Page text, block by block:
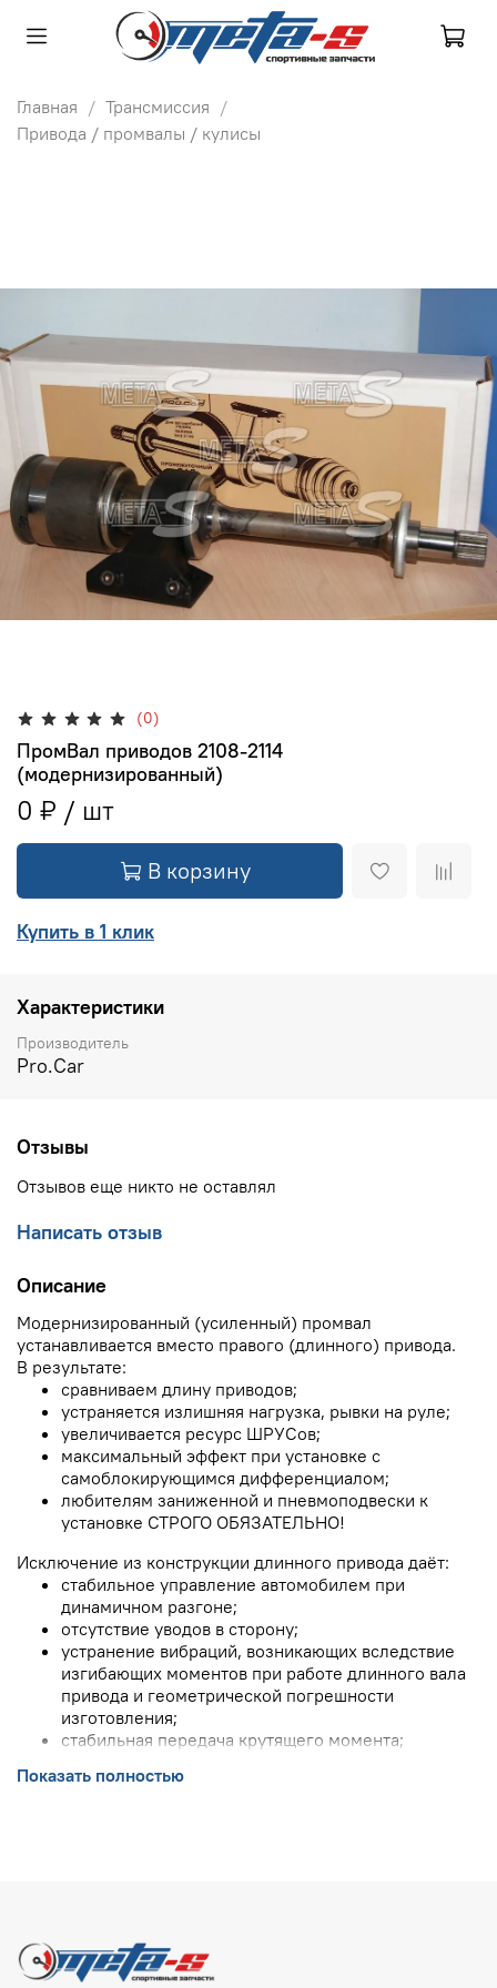
Главная
Трансмиссия
Привода / промвалы / кулисы
(0)
ПромВал приводов 2108-2114
(модернизированный)
0 ₽
В корзину
Купить в 1 клик
Характеристики
Производитель
Pro.Car
Отзывы
Отзывов еще никто не оставлял
Написать отзыв
Описание
Модернизированный (усиленный) промвал
устанавливается вместо правого (длинного) привода.
В результате:
сравниваем длину приводов;
устраняется излишняя нагрузка, рывки на руле;
увеличивается ресурс ШРУСов;
максимальный эффект при установке с
самоблокирующимся дифференциалом;
любителям заниженной и пневмоподвески к
установке СТРОГО ОБЯЗАТЕЛЬНО!
Исключение из конструкции длинного привода даёт:
стабильное управление автомобилем при
динамичном разгоне;
отсутствие уводов в сторону;
устранение вибраций, возникающих вследствие
изгибающих моментов при работе длинного вала
привода и геометрической погрешности
изготовления;
стабильная передача крутящего момента;
слабый внутренний подшипник заменен на
качественный импортный закрытого типа.
Показать полностью